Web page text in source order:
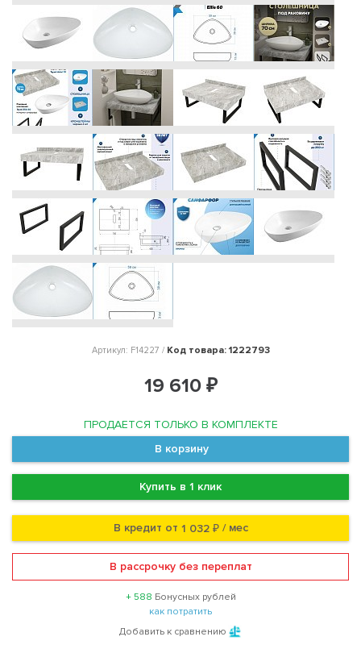
Артикул: F14227 / Код товара: 1222793
19 610 ₽
ПРОДАЕТСЯ ТОЛЬКО В КОМПЛЕКТЕ
В корзину
Купить в 1 клик
В кредит от 1 032 ₽/ мес
В рассрочку без переплат
+ 588 Бонусных рублей
как потратить
Добавить к сравнению